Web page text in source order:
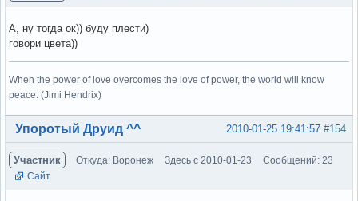
А, ну тогда ок)) буду плести)
говори цвета))
When the power of love overcomes the love of power, the world will know
peace. (Jimi Hendrix)
Вне форума #154
2010-01-25 19:41:57
Упоротый Друид ^^
Участник Откуда: Воронеж Здесь с 2010-01-23
Сообщений: 23
Сайт